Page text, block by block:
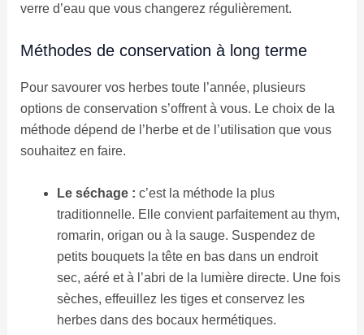
verre d’eau que vous changerez régulièrement.
Méthodes de conservation à long terme
Pour savourer vos herbes toute l’année, plusieurs
options de conservation s’offrent à vous. Le choix de la
méthode dépend de l’herbe et de l’utilisation que vous
souhaitez en faire.
Le séchage : c’est la méthode la plus
traditionnelle. Elle convient parfaitement au thym,
romarin, origan ou à la sauge. Suspendez de
petits bouquets la tête en bas dans un endroit
sec, aéré et à l’abri de la lumière directe. Une fois
sèches, effeuillez les tiges et conservez les
herbes dans des bocaux hermétiques.